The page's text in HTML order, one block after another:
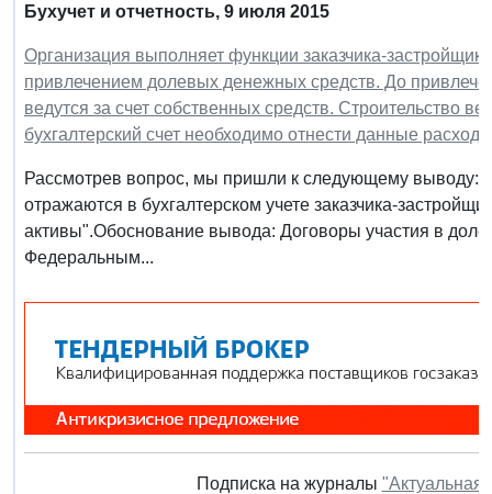
Бухучет и отчетность, 9 июля 2015
Организация выполняет функции заказчика-
привлечением долевых денежных средств. До
ведутся за счет собственных средств. Строительство
бухгалтерский счет необходимо отнести данные
Рассмотрев вопрос, мы пришли к следующему выводу:
отражаются в бухгалтерском учете заказчика-
активы".Обоснование вывода: Договоры участия в
Федеральным...
Подписка на журналы "Актуальная